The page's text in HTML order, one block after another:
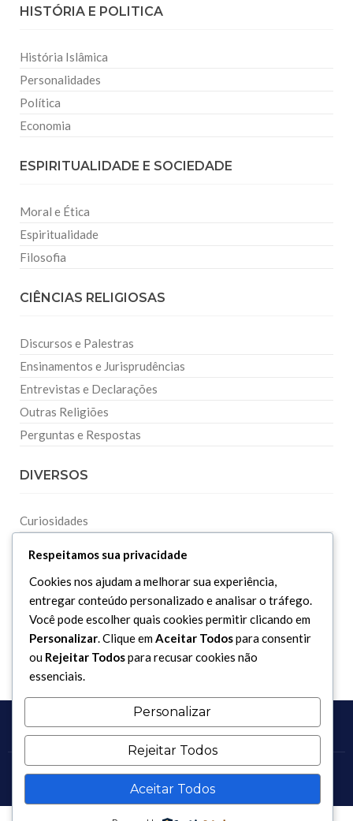
HISTÓRIA E POLITICA
História Islâmica
Personalidades
Política
Economia
ESPIRITUALIDADE E SOCIEDADE
Moral e Ética
Espiritualidade
Filosofia
CIÊNCIAS RELIGIOSAS
Discursos e Palestras
Ensinamentos e Jurisprudências
Entrevistas e Declarações
Outras Religiões
Perguntas e Respostas
DIVERSOS
Curiosidades
Downloads
Copyright 2017 - 2026 / Todos os direitos reservados.
Respeitamos sua privacidade
Cookies nos ajudam a melhorar sua experiência,
entregar conteúdo personalizado e analisar o tráfego.
Você pode escolher quais cookies permitir clicando em
Personalizar. Clique emAceitar Todospara consentir
ou Rejeitar Todospara recusar cookies não
essenciais.
Personalizar
Rejeitar Todos
Aceitar Todos